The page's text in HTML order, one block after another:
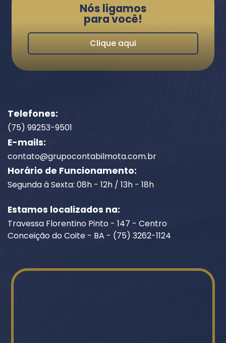
Nós ligamos
para você!
Clique aqui
Telefones:
(75) 99253-9501
E-mails:
contato@grupocontabilmota.com.br
Horário de Funcionamento:
Segunda à Sexta: 08h - 12h / 13h - 18h
Estamos localizados na:
Travessa Florentino Pinto - 147 - Centro
Conceição do Coite - BA - (75) 3262-1124